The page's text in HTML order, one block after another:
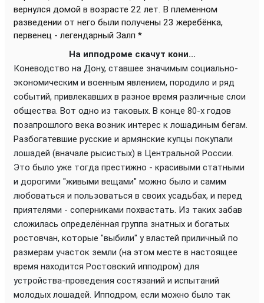
вернулся домой в возрасте 22 лет. В племенном
разведении от него были получены 23 жеребёнка,
первенец - легендарный Залп *
На ипподроме скачут кони...
Коневодство на Дону, ставшее значимым социально-
экономическим и военным явлением, породило и ряд
событий, привлекавших в разное время различные слои
общества. Вот одно из таковых. В конце 80-х годов
позапрошлого века возник интерес к лошадиным бегам.
Разбогатевшие русские и армянские купцы покупали
лошадей (вначале рысистых) в Центральной России.
Это было уже тогда престижно - красивыми статными
и дорогими "живыми вещами" можно было и самим
любоваться и пользоваться в своих усадьбах, и перед
приятелями - соперниками похвастать. Из таких забав
сложилась определённая группа знатных и богатых
ростовчан, которые "выбили" у властей приличный по
размерам участок земли (на этом месте в настоящее
время находится Ростовский ипподром) для
устройства-проведения состязаний и испытаний
молодых лошадей. Ипподром, если можно было так